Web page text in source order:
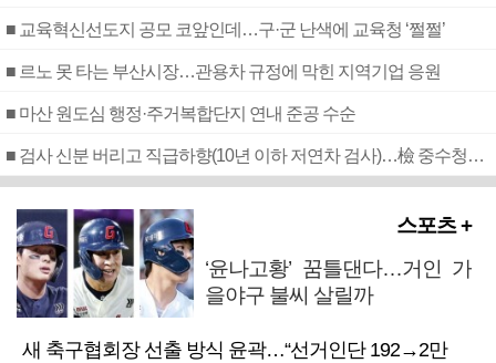
■ 교육혁신선도지 공모 코앞인데…구·군 난색에 교육청 ‘쩔쩔’
■ 르노 못 타는 부산시장…관용차 규정에 막힌 지역기업 응원
■ 마산 원도심 행정·주거복합단지 연내 준공 수순
■ 검사 신분 버리고 직급하향(10년 이하 저연차 검사)…檢 중수청행 기피
스포츠 +
‘윤나고황’ 꿈틀댄다…거인 가
을야구 불씨 살릴까
새 축구협회장 선출 방식 윤곽…“선거인단 192→2만